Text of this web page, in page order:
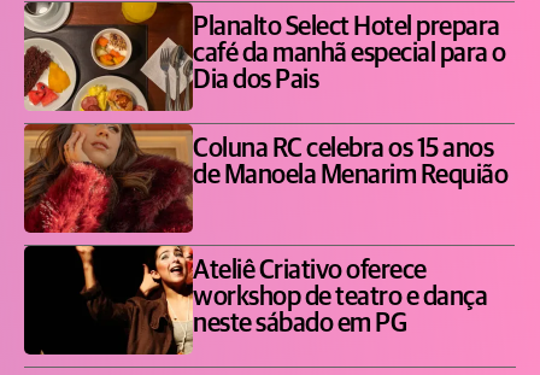
Planalto Select Hotel prepara
café da manhã especial para o
Dia dos Pais
Coluna RC celebra os 15 anos
de Manoela Menarim Requião
Ateliê Criativo oferece
workshop de teatro e dança
neste sábado em PG